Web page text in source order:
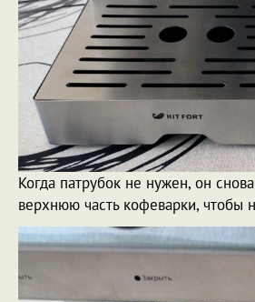
Когда патрубок не нужен, он
верхнюю часть кофеварки, чтобы